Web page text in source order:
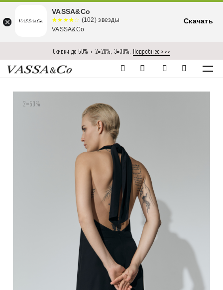
Скидки до 50% + 2=20%, 3=30%. Подробнее >>>
2=50%
VASSA&Co
☆☆☆☆☆
★★★★
★
(102) звезды
VASSA&Co
Скачать